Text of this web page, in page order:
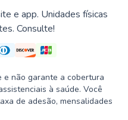
e app. Unidades físicas
Consulte!
e não garante a cobertura
à saúde. Você
de adesão, mensalidades